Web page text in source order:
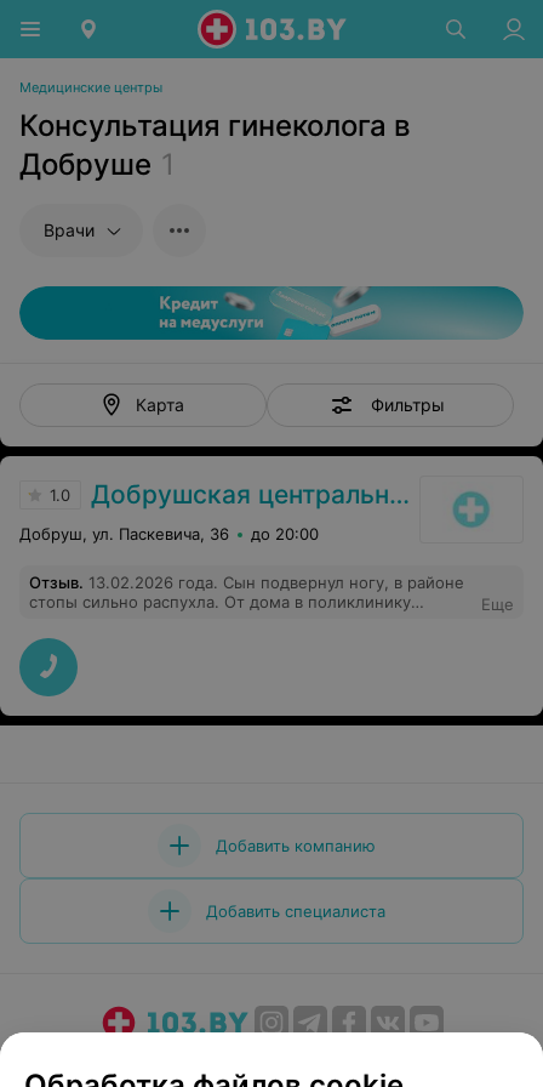
Медицинские центры
Консультация гинеколога в
Добруше 1
Врачи
Карта Фильтры
1.0 Добрушская центральная районная поликлиника
Добруш, ул. Паскевича, 36 до 20:00
Отзыв. 13.02.2026 года. Сын подвернул ногу, в районе
стопы сильно распухла. От дома в поликлинику
к хирургу с готовым снимком, чтобы его отправили
ковылять с больной ногой в приемный покой в
больницу на осмотр к врачу! Потом вернуться в
поликлинику, чтобы открыть больничный! И все это на
такси? ВЫ ИЗДЕВАЕТЕСЬ? На улице гололед!!!
Еще
Добавить компанию
Добавить специалиста